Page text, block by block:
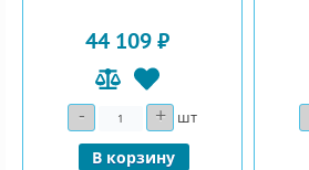
44 109 ₽
- Количество+ шт
В корзину